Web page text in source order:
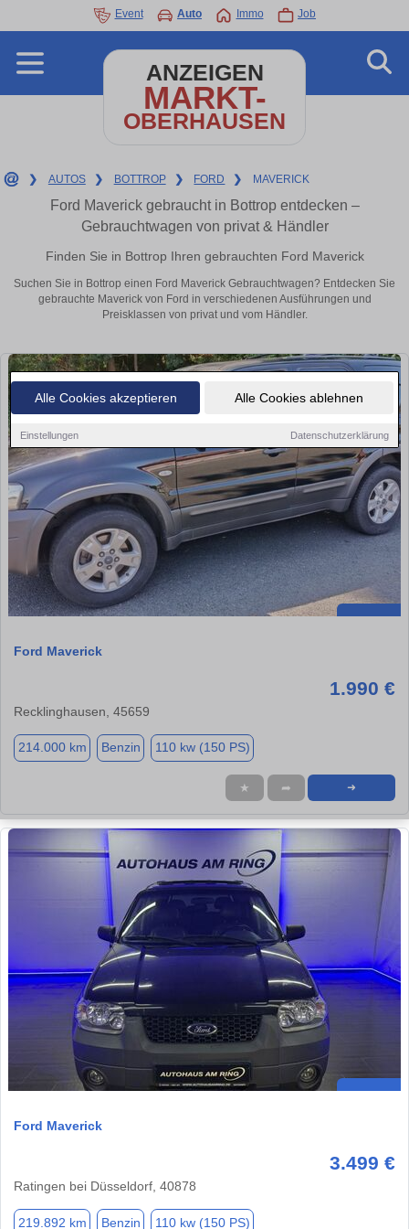
Alle Cookies akzeptieren Alle Cookies ablehnen
Einstellungen Datenschutzerklärung
Event Auto Immo Job
ANZEIGEN
MARKT-
OBERHAUSEN
❯ AUTOS ❯ BOTTROP ❯ FORD ❯ MAVERICK
Ford Maverick gebraucht in Bottrop entdecken –
Gebrauchtwagen von privat & Händler
Finden Sie in Bottrop Ihren gebrauchten Ford Maverick
Suchen Sie in Bottrop einen Ford Maverick Gebrauchtwagen? Entdecken Sie
gebrauchte Maverick von Ford in verschiedenen Ausführungen und
Preisklassen von privat und vom Händler.
Ford Maverick
1.990 €
Recklinghausen, 45659
214.000 km Benzin 110 kw (150 PS)
★ ➦ ➜
Ford Maverick
3.499 €
Ratingen bei Düsseldorf, 40878
219.892 km Benzin 110 kw (150 PS)